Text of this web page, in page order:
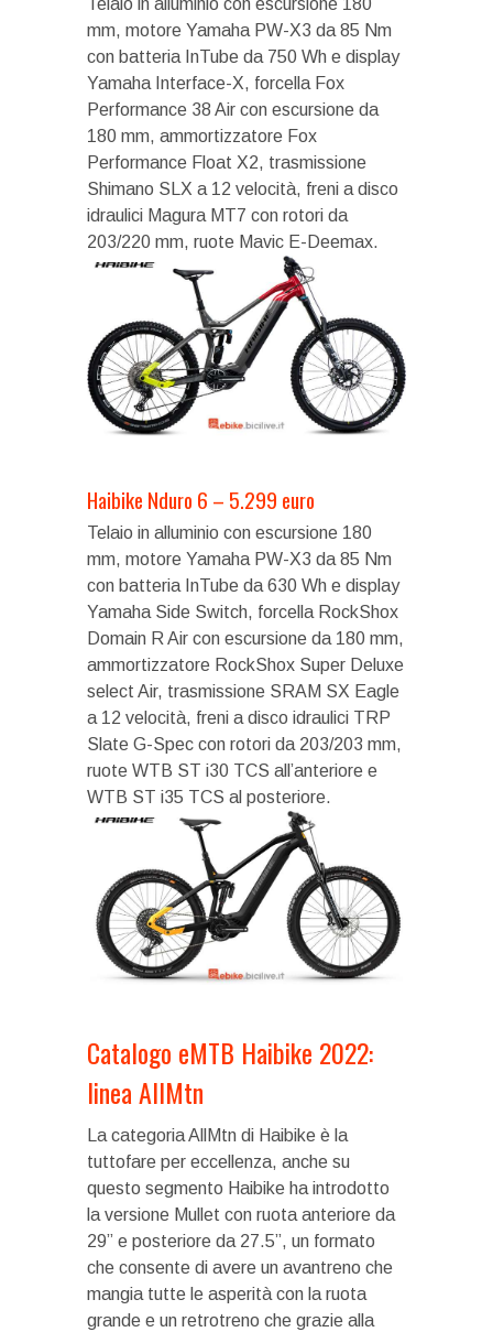
mm, motore Yamaha PW-X3 da 85 Nm
con batteria InTube da 750 Wh e display
Yamaha Interface-X, forcella Fox
Performance 38 Air con escursione da
180 mm, ammortizzatore Fox
Performance Float X2, trasmissione
Shimano SLX a 12 velocità, freni a disco
idraulici Magura MT7 con rotori da
203/220 mm, ruote Mavic E-Deemax.
Haibike Nduro 6 – 5.299 euro
Telaio in alluminio con escursione 180
mm, motore Yamaha PW-X3 da 85 Nm
con batteria InTube da 630 Wh e display
Yamaha Side Switch, forcella RockShox
Domain R Air con escursione da 180 mm,
ammortizzatore RockShox Super Deluxe
select Air, trasmissione SRAM SX Eagle
a 12 velocità, freni a disco idraulici TRP
Slate G-Spec con rotori da 203/203 mm,
ruote WTB ST i30 TCS all’anteriore e
WTB ST i35 TCS al posteriore.
Catalogo eMTB Haibike 2022:
linea AllMtn
La categoria AllMtn di Haibike è la
tuttofare per eccellenza, anche su
questo segmento Haibike ha introdotto
la versione Mullet con ruota anteriore da
29” e posteriore da 27.5”, un formato
che consente di avere un avantreno che
mangia tutte le asperità con la ruota
grande e un retrotreno che grazie alla